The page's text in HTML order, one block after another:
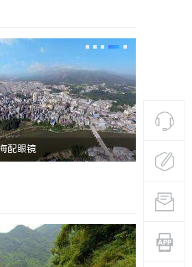
770PF-200纯树脂细粉：优质材料